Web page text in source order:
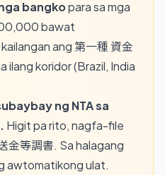
bangkopara sa mga
bawat
ang 第一種 資金
ilang koridor (Brazil, India
ng NTA sa
Higit pa rito, nagfa-file
金等調書. Sa halagang
awtomatikong ulat.